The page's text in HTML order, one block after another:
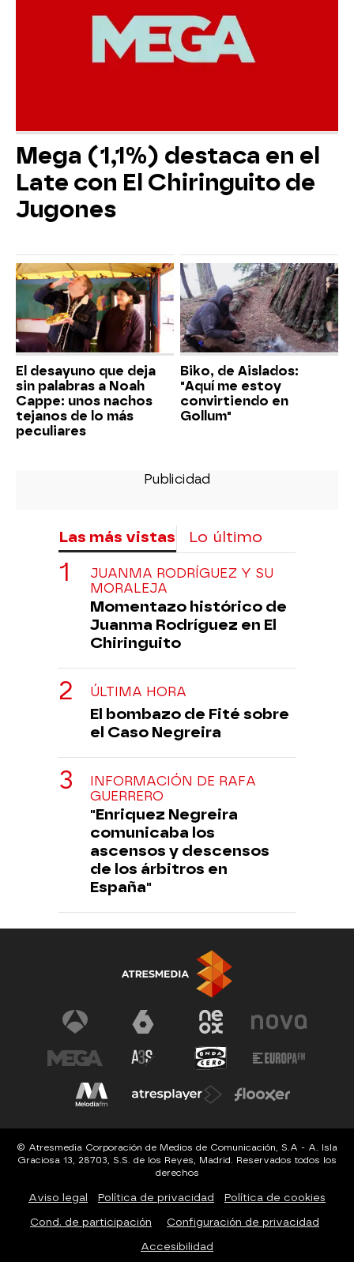
Mega (1,1%) destaca en el
Late con El Chiringuito de
Jugones
El desayuno que deja
sin palabras a Noah
Cappe: unos nachos
tejanos de lo más
peculiares
Biko, de Aislados:
"Aquí me estoy
convirtiendo en
Gollum"
Las más vistas Lo último
JUANMA RODRÍGUEZ Y SU
MORALEJA
Momentazo histórico de
Juanma Rodríguez en El
Chiringuito
ÚLTIMA HORA
El bombazo de Fité sobre
el Caso Negreira
INFORMACIÓN DE RAFA
GUERRERO
"Enriquez Negreira
comunicaba los
ascensos y descensos
de los árbitros en
España"
© Atresmedia Corporación de Medios de Comunicación, S.A - A. Isla
Graciosa 13, 28703, S.S. de los Reyes, Madrid. Reservados todos los
derechos
Aviso legal Política de privacidad Política de cookies
Cond. de participación Configuración de privacidad
Accesibilidad